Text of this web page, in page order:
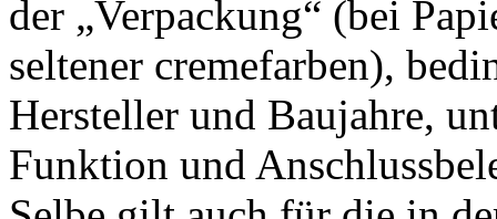
der „Verpackung“ (bei
seltener cremefarben),
Hersteller und Baujahre,
Funktion und